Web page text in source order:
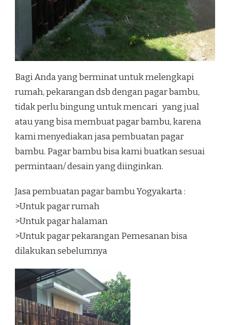
Bagi Anda yang berminat untuk melengkapi
rumah, pekarangan dsb dengan pagar bambu,
tidak perlu bingung untuk mencari yang jual
atau yang bisa membuat pagar bambu, karena
kami menyediakan jasa pembuatan pagar
bambu. Pagar bambu bisa kami buatkan sesuai
permintaan/ desain yang diinginkan.
Jasa pembuatan pagar bambu Yogyakarta :
>Untuk pagar rumah
>Untuk pagar halaman
>Untuk pagar pekarangan Pemesanan bisa
dilakukan sebelumnya